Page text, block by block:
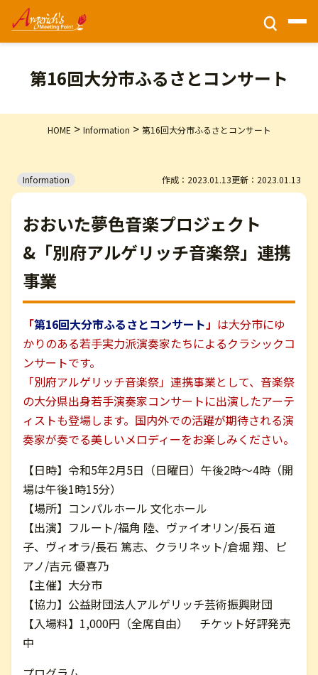
ホーム
会場アクセス
このサイトについて
お問い合わせ
English
第16回大分市ふるさとコンサート
HOME > Information > 第16回大分市ふるさとコンサート
Information 作成：2023.01.13更新：2023.01.13
おおいた夢色音楽プロジェクト
&「別府アルゲリッチ音楽祭」連携
事業
「第16回大分市ふるさとコンサート」 は大分市にゆ
かりのある若手実力派演奏家たちによるクラシックコ
ンサートです。
「別府アルゲリッチ音楽祭」連携事業として、音楽祭
の大分県出身若手演奏家コンサートに出演したアーテ
ィストも登場します。国内外での活躍が期待される演
奏家が奏でる美しいメロディーをお楽しみください。
【日時】令和5年2月5日（日曜日）午後2時～4時（開
場は午後1時15分）
【場所】コンパルホール 文化ホール
【出演】フルート/福角 陸、ヴァイオリン/長石 道
子、ヴィオラ/長石 篤志、クラリネット/倉堀 翔、ピ
アノ/吉元 優喜乃
【主催】大分市
【協力】公益財団法人アルゲリッチ芸術振興財団
【入場料】1,000円（全席自由） チケット好評発売
中